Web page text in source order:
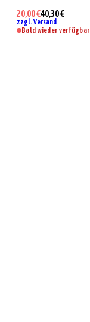
20,00 €40,30 €
zzgl. Versand
Bald wieder verfügbar